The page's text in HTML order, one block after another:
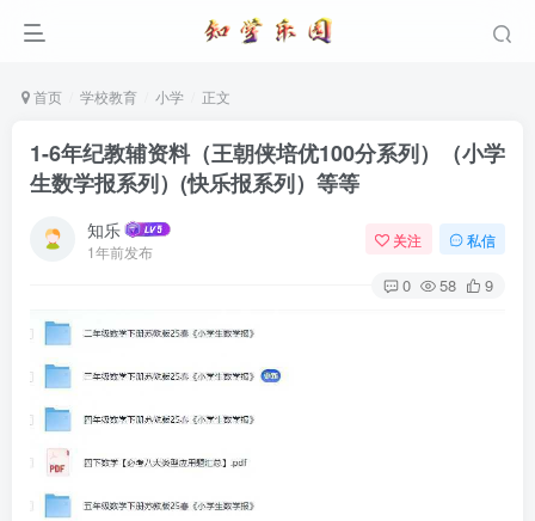
首页 学校教育 小学 正文
1-6年纪教辅资料（王朝侠培优100分系列）（小学
生数学报系列）(快乐报系列）等等
知乐
1年前发布
关注 私信
0 58 9